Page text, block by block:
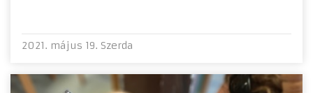
2021. május 19. Szerda